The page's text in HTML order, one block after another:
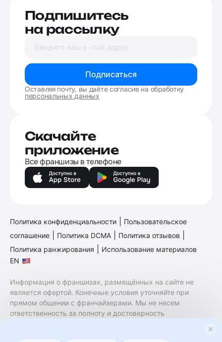
Подпишитесь
на рассылку
Подписаться
Оставляя почту, вы даёте согласие на обработку
персональных данных
Скачайте
приложение
Все франшизы в телефоне
Политика конфиденциальности
Пользовательское
соглашение
Политика DCMA Политика отзывов
Политика ранжирования
Использование материалов
EN
Информация о франшизах, размещённых на сайте не
является офертой. Конечные условия уточняйте при
прямом общении с франчайзерами. Мы не несем
ответственность за полноту и достоверность